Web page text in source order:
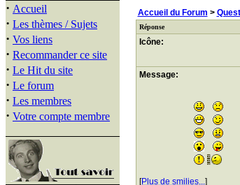
· Accueil
· Les thèmes / Sujets
· Vos liens
· Recommander ce site
· Le Hit du site
· Le forum
· Les membres
· Votre compte membre
Accueil du Forum >
Réponse
Icône:
Message:
[Plus de smilies...]